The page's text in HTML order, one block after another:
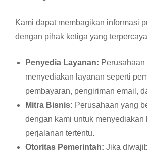
Kami dapat membagikan informasi
dengan pihak ketiga yang
Penyedia Layanan: Perusahaan
menyediakan layanan seperti
pembayaran, pengiriman email,
Mitra Bisnis: Perusahaan yang
dengan kami untuk menyediakan
perjalanan tertentu.
Otoritas Pemerintah: Jika